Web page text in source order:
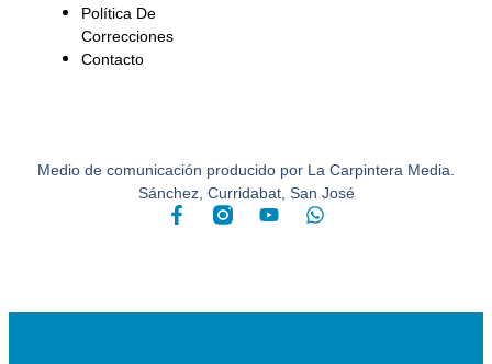
Medio de comunicación producido por La Carpintera Media.
Sánchez, Curridabat, San José
Política De
Correcciones
Contacto